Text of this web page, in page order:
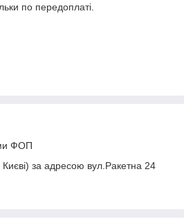
по передоплаті.
ФОП
Києві) за адресою вул.Ракетна 24